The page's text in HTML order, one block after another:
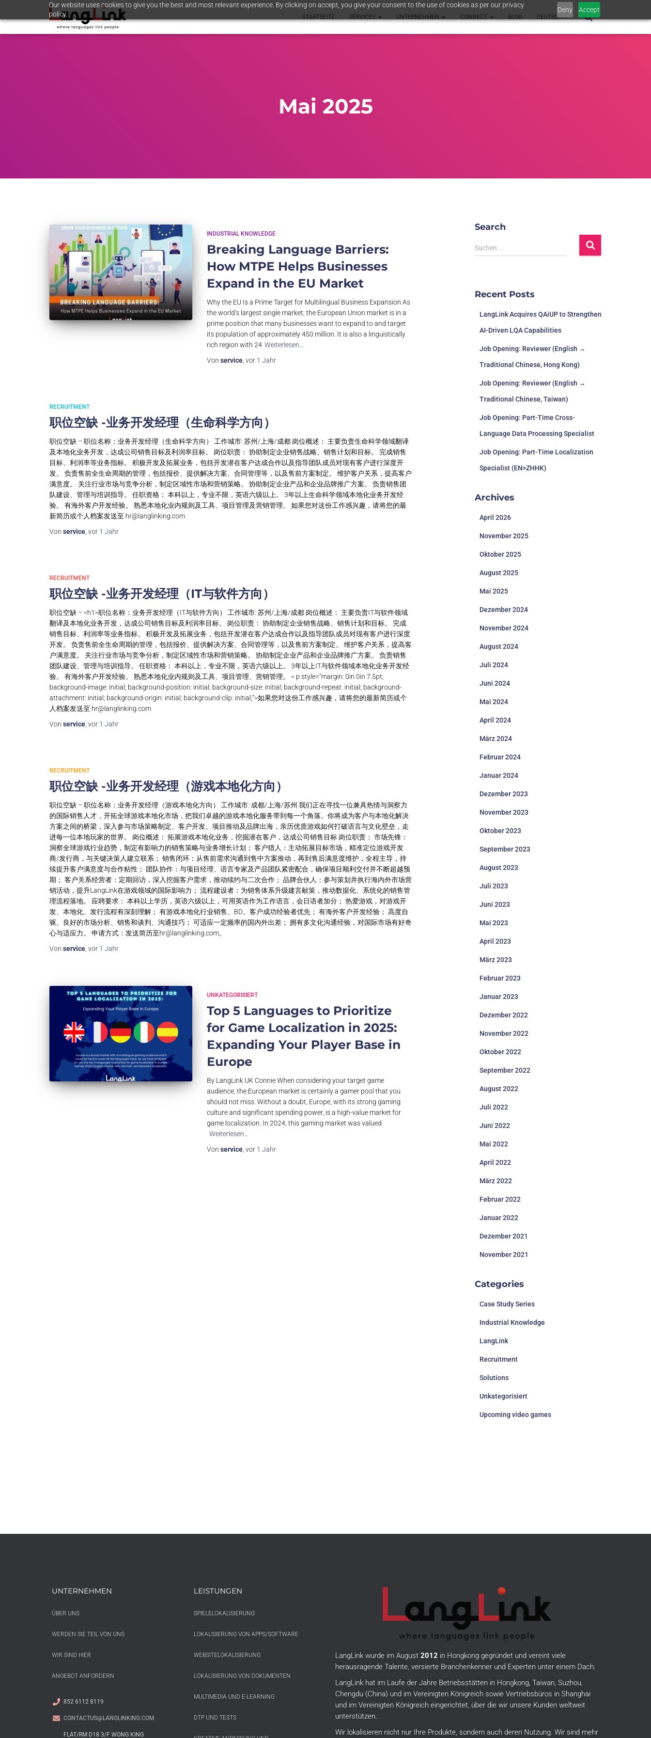
Our website uses cookies to give you the best and most relevant experience. By clicking on accept, you give your consent to the use of cookies as per our privacy
policy.
Deny Accept
STARTSEITE SERVICES UNTERNEHMEN CONNECT BLOG DEUTSCH
Mai 2025
INDUSTRIAL KNOWLEDGE
Breaking Language Barriers:
How MTPE Helps Businesses
Expand in the EU Market
Why the EU Is a Prime Target for Multilingual Business Expansion As
the world’s largest single market, the European Union market is in a
prime position that many businesses want to expand to and target
its population of approximately 450 million. It is also a linguistically
rich region with 24 Weiterlesen…
Von service , vor 1 Jahr
RECRUITMENT
职位空缺 -业务开发经理（生命科学方向）
职位空缺 – 职位名称：业务开发经理（生命科学方向） 工作城市: 苏州/上海/成都 岗位概述： 主要负责生命科学领域翻译
及本地化业务开发，达成公司销售目标及利润率目标。 岗位职责： 协助制定企业销售战略、销售计划和目标。 完成销售
目标、利润率等业务指标。 积极开发及拓展业务，包括开发潜在客户达成合作以及指导团队成员对现有客户进行深度开
发。 负责售前全生命周期的管理，包括报价、提供解决方案、合同管理等，以及售前方案制定。 维护客户关系，提高客户
满意度。 关注行业市场与竞争分析，制定区域性市场和营销策略。 协助制定企业产品和企业品牌推广方案。 负责销售团
队建设、管理与培训指导。 任职资格： 本科以上，专业不限，英语六级以上。 3年以上生命科学领域本地化业务开发经
验。 有海外客户开发经验。 熟悉本地化业内规则及工具、项目管理及营销管理。 如果您对这份工作感兴趣，请将您的最
新简历或个人档案发送至 hr@langlinking.com
Von service , vor 1 Jahr
RECRUITMENT
职位空缺 -业务开发经理（IT与软件方向）
职位空缺 – <h1>职位名称：业务开发经理（IT与软件方向） 工作城市: 苏州/上海/成都 岗位概述： 主要负责IT与软件领域
翻译及本地化业务开发，达成公司销售目标及利润率目标。 岗位职责： 协助制定企业销售战略、销售计划和目标。 完成
销售目标、利润率等业务指标。 积极开发及拓展业务，包括开发潜在客户达成合作以及指导团队成员对现有客户进行深度
开发。 负责售前全生命周期的管理，包括报价、提供解决方案、合同管理等，以及售前方案制定。 维护客户关系，提高客
户满意度。 关注行业市场与竞争分析，制定区域性市场和营销策略。 协助制定企业产品和企业品牌推广方案。 负责销售
团队建设、管理与培训指导。 任职资格： 本科以上，专业不限，英语六级以上。 3年以上IT与软件领域本地化业务开发经
验。 有海外客户开发经验。 熟悉本地化业内规则及工具、项目管理、营销管理。 < p style=“margin: 0in 0in 7.5pt;
background-image: initial; background-position: initial; background-size: initial; background-repeat: initial; background-
attachment: initial; background-origin: initial; background-clip: initial;“>如果您对这份工作感兴趣，请将您的最新简历或个
人档案发送至 hr@langlinking.com
Von service , vor 1 Jahr
RECRUITMENT
职位空缺 -业务开发经理（游戏本地化方向）
职位空缺 – 职位名称：业务开发经理（游戏本地化方向） 工作城市: 成都/上海/苏州 我们正在寻找一位兼具热情与洞察力
的国际销售人才，开拓全球游戏本地化市场，把我们卓越的游戏本地化服务带到每一个角落。你将成为客户与本地化解决
方案之间的桥梁，深入参与市场策略制定、客户开发、项目推动及品牌出海，亲历优质游戏如何打破语言与文化壁垒，走
进每一位本地玩家的世界。 岗位概述： 拓展游戏本地化业务，挖掘潜在客户，达成公司销售目标 岗位职责： 市场先锋：
洞察全球游戏行业趋势，制定有影响力的销售策略与业务增长计划； 客户猎人：主动拓展目标市场，精准定位游戏开发
商/发行商，与关键决策人建立联系； 销售闭环：从售前需求沟通到售中方案推动，再到售后满意度维护，全程主导，持
续提升客户满意度与合作粘性； 团队协作：与项目经理、语言专家及产品团队紧密配合，确保项目顺利交付并不断超越预
期； 客户关系经营者：定期回访，深入挖掘客户需求，推动续约与二次合作； 品牌合伙人：参与策划并执行海内外市场营
销活动，提升LangLink在游戏领域的国际影响力； 流程建设者：为销售体系升级建言献策，推动数据化、系统化的销售管
理流程落地。 应聘要求： 本科以上学历，英语六级以上，可用英语作为工作语言，会日语者加分； 热爱游戏，对游戏开
发、本地化、发行流程有深刻理解； 有游戏本地化行业销售、BD、客户成功经验者优先； 有海外客户开发经验； 高度自
驱、良好的市场分析、销售和谈判、沟通技巧； 可适应一定频率的国内外出差； 拥有多文化沟通经验，对国际市场有好奇
心与适应力。 申请方式：发送简历至hr@langlinking.com。
Von service , vor 1 Jahr
UNKATEGORISIERT
Top 5 Languages to Prioritize
for Game Localization in 2025:
Expanding Your Player Base in
Europe
By LangLink UK Connie When considering your target game
audience, the European market is certainly a gamer pool that you
should not miss. Without a doubt, Europe, with its strong gaming
culture and significant spending power, is a high-value market for
game localization. In 2024, this gaming market was valued
Weiterlesen…
Von service , vor 1 Jahr
Search
Suchen …
Recent Posts
LangLink Acquires QAiUP to Strengthen
AI-Driven LQA Capabilities
Job Opening: Reviewer (English →
Traditional Chinese, Hong Kong)
Job Opening: Reviewer (English →
Traditional Chinese, Taiwan)
Job Opening: Part-Time Cross-
Language Data Processing Specialist
Job Opening: Part-Time Localization
Specialist (EN>ZHHK)
Archives
April 2026
November 2025
Oktober 2025
August 2025
Mai 2025
Dezember 2024
November 2024
August 2024
Juli 2024
Juni 2024
Mai 2024
April 2024
März 2024
Februar 2024
Januar 2024
Dezember 2023
November 2023
Oktober 2023
September 2023
August 2023
Juli 2023
Juni 2023
Mai 2023
April 2023
März 2023
Februar 2023
Januar 2023
Dezember 2022
November 2022
Oktober 2022
September 2022
August 2022
Juli 2022
Juni 2022
Mai 2022
April 2022
März 2022
Februar 2022
Januar 2022
Dezember 2021
November 2021
Categories
Case Study Series
Industrial Knowledge
LangLink
Recruitment
Solutions
Unkategorisiert
Upcoming video games
UNTERNEHMEN
ÜBER UNS
WERDEN SIE TEIL VON UNS
WIR SIND HIER
ANGEBOT ANFORDERN
852 6112 8119
CONTACTUS@LANGLINKING.COM
FLAT/RM D18 3/F WONG KING
LEISTUNGEN
SPIELELOKALISIERUNG
LOKALISIERUNG VON APPS/SOFTWARE
WEBSITELOKALISIERUNG
LOKALISIERUNG VON DOKUMENTEN
MULTIMEDIA UND E-LEARNING
DTP UND TESTS
LangLink wurde im August 2012 in Hongkong gegründet und vereint viele
herausragende Talente, versierte Branchenkenner und Experten unter einem Dach.
LangLink hat im Laufe der Jahre Betriebsstätten in Hongkong, Taiwan, Suzhou,
Chengdu (China) und im Vereinigten Königreich sowie Vertriebsbüros in Shanghai
und im Vereinigten Königreich eingerichtet, über die wir unsere Kunden weltweit
unterstützen.
Wir lokalisieren nicht nur Ihre Produkte, sondern auch deren Nutzung. Wir sind mehr